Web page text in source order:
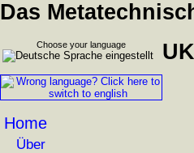
Das
Choose your language
Home
Über